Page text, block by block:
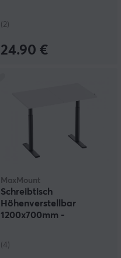
(2)
24.90 €
MaxMount
Schreibtisch
Höhenverstellbar
1200x700mm -
(4)